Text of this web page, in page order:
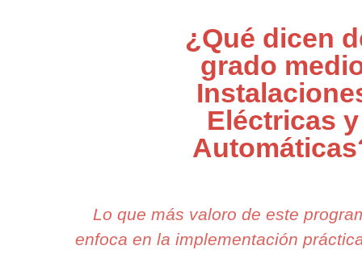
¿Qué dicen
grado
Eléctricas y
Lo que más valoro de este
enfoca en la implementación